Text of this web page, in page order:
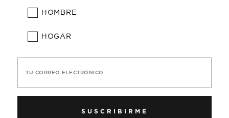
HOMBRE
HOGAR
TU CORREO ELECTRÓNICO
SUSCRIBIRME